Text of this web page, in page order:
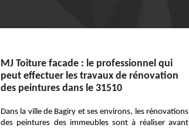
MJ Toiture facade : le professionnel qui
peut effectuer les travaux de rénovation
des peintures dans le 31510
Dans la ville de Bagiry et ses environs, les rénovations
des peintures des immeubles sont à réaliser avant